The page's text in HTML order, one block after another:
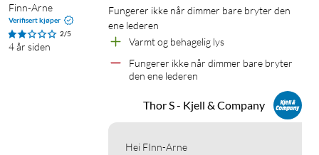
Finn-Arne
Verifisert kjøper
2/5
4 år siden
Fungerer ikke når dimmer bare bryter den
ene lederen
Varmt og behagelig lys
Fungerer ikke når dimmer bare bryter
den ene lederen
Thor S - Kjell & Company
Hei FInn-Arne